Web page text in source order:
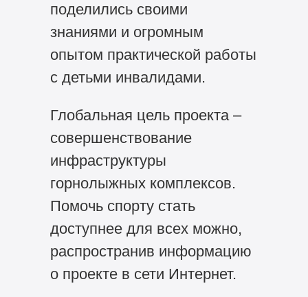
поделились своими
знаниями и огромным
опытом практической работы
с детьми инвалидами.
Глобальная цель проекта –
совершенствование
инфраструктуры
горнолыжных комплексов.
Помочь спорту стать
доступнее для всех можно,
распространив информацию
о проекте в сети Интернет.